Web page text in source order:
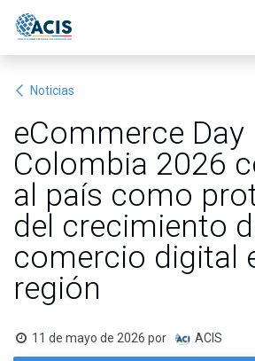
Noticias
eCommerce Day
Colombia 2026
al país como
del crecimiento
comercio digital
región
11 de mayo de 2026 por ACIS